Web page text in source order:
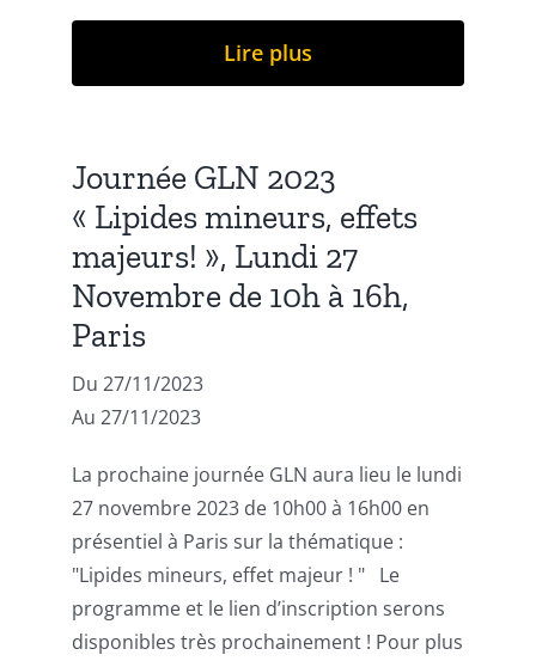
Lire plus
Journée GLN 2023
« Lipides mineurs, effets
majeurs! », Lundi 27
Novembre de 10h à 16h,
Paris
Du 27/11/2023
Au 27/11/2023
La prochaine journée GLN aura lieu le lundi
27 novembre 2023 de 10h00 à 16h00 en
présentiel à Paris sur la thématique :
"Lipides mineurs, effet majeur ! " Le
programme et le lien d’inscription serons
disponibles très prochainement ! Pour plus